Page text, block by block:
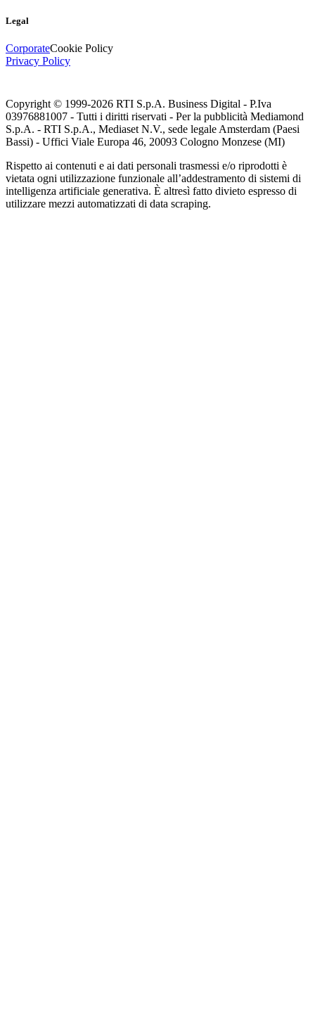
Legal
CorporateCookie Policy
Privacy Policy
Copyright © 1999-2026 RTI S.p.A. Business Digital - P.Iva
03976881007 - Tutti i diritti riservati - Per la pubblicità Mediamond
S.p.A. - RTI S.p.A., Mediaset N.V., sede legale Amsterdam (Paesi
Bassi) - Uffici Viale Europa 46, 20093 Cologno Monzese (MI)
Rispetto ai contenuti e ai dati personali trasmessi e/o riprodotti è
vietata ogni utilizzazione funzionale all’addestramento di sistemi di
intelligenza artificiale generativa. È altresì fatto divieto espresso di
utilizzare mezzi automatizzati di data scraping.